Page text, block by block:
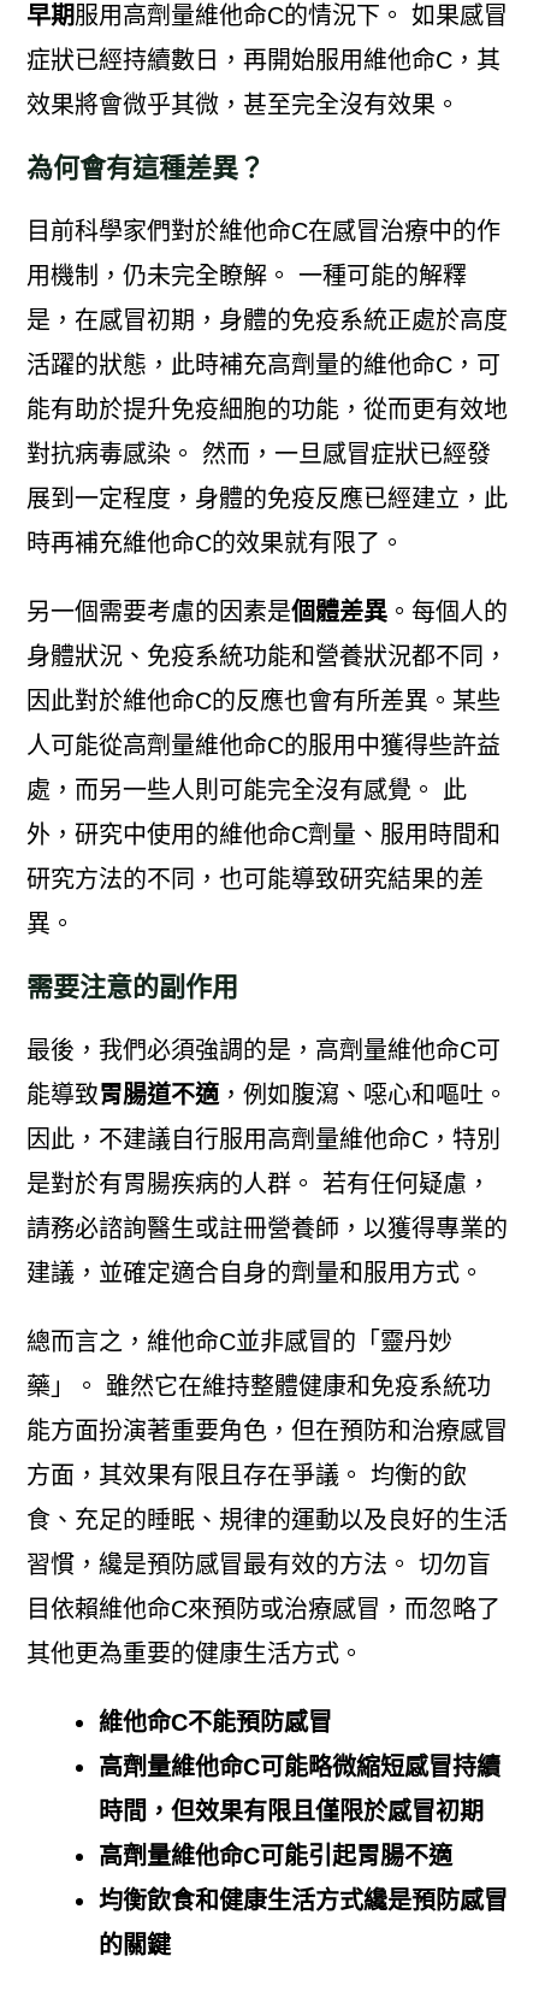
早期服用高劑量維他命C的情況下。 如果感冒
症狀已經持續數日，再開始服用維他命C，其
效果將會微乎其微，甚至完全沒有效果。
為何會有這種差異？
目前科學家們對於維他命C在感冒治療中的作
用機制，仍未完全瞭解。 一種可能的解釋
是，在感冒初期，身體的免疫系統正處於高度
活躍的狀態，此時補充高劑量的維他命C，可
能有助於提升免疫細胞的功能，從而更有效地
對抗病毒感染。 然而，一旦感冒症狀已經發
展到一定程度，身體的免疫反應已經建立，此
時再補充維他命C的效果就有限了。
另一個需要考慮的因素是個體差異。每個人的
身體狀況、免疫系統功能和營養狀況都不同，
因此對於維他命C的反應也會有所差異。某些
人可能從高劑量維他命C的服用中獲得些許益
處，而另一些人則可能完全沒有感覺。 此
外，研究中使用的維他命C劑量、服用時間和
研究方法的不同，也可能導致研究結果的差
異。
需要注意的副作用
最後，我們必須強調的是，高劑量維他命C可
能導致胃腸道不適，例如腹瀉、噁心和嘔吐。
因此，不建議自行服用高劑量維他命C，特別
是對於有胃腸疾病的人群。 若有任何疑慮，
請務必諮詢醫生或註冊營養師，以獲得專業的
建議，並確定適合自身的劑量和服用方式。
總而言之，維他命C並非感冒的「靈丹妙
藥」。 雖然它在維持整體健康和免疫系統功
能方面扮演著重要角色，但在預防和治療感冒
方面，其效果有限且存在爭議。 均衡的飲
食、充足的睡眠、規律的運動以及良好的生活
習慣，纔是預防感冒最有效的方法。 切勿盲
目依賴維他命C來預防或治療感冒，而忽略了
其他更為重要的健康生活方式。
維他命C不能預防感冒
高劑量維他命C可能略微縮短感冒持續
時間，但效果有限且僅限於感冒初期
高劑量維他命C可能引起胃腸不適
均衡飲食和健康生活方式纔是預防感冒
的關鍵